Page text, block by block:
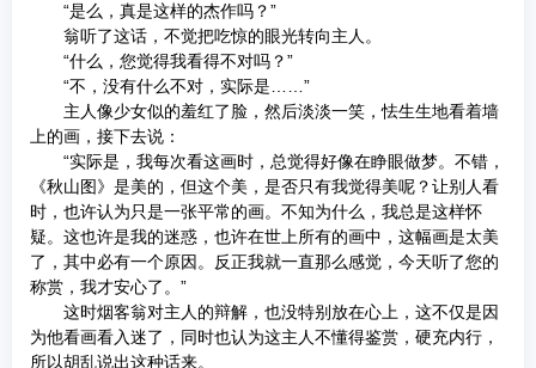
“是么，真是这样的杰作吗？”
翁听了这话，不觉把吃惊的眼光转向主人。
“什么，您觉得我看得不对吗？”
“不，没有什么不对，实际是……”
主人像少女似的羞红了脸，然后淡淡一笑，怯生生地看着墙
上的画，接下去说：
“实际是，我每次看这画时，总觉得好像在睁眼做梦。不错，
《秋山图》是美的，但这个美，是否只有我觉得美呢？让别人看
时，也许认为只是一张平常的画。不知为什么，我总是这样怀
疑。这也许是我的迷惑，也许在世上所有的画中，这幅画是太美
了，其中必有一个原因。反正我就一直那么感觉，今天听了您的
称赏，我才安心了。”
这时烟客翁对主人的辩解，也没特别放在心上，这不仅是因
为他看画看入迷了，同时也认为这主人不懂得鉴赏，硬充内行，
所以胡乱说出这种话来。